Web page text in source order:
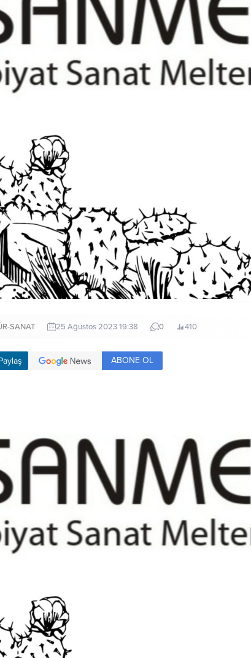
SANAT 25 Ağustos 2023 19:38 0 410
ABONE OL